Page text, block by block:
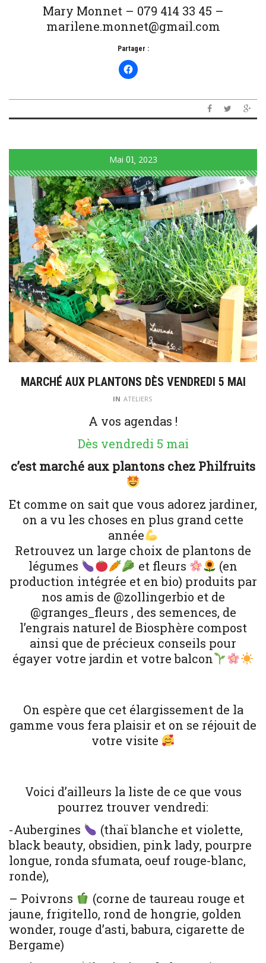
Mary Monnet – 079 414 33 45 –
marilene.monnet@gmail.com
Partager :
Mai 01 2023
MARCHÉ AUX PLANTONS DÈS VENDREDI 5 MAI
IN ATELIERS
A vos agendas !
Dès vendredi 5 mai
c’est marché aux plantons chez Philfruits
Et comme on sait que vous adorez jardiner,
on a vu les choses en plus grand cette
année
Retrouvez un large choix de plantons de
légumes
et fleurs
(en
production intégrée et en bio) produits par
nos amis de @zollingerbio et de
@granges_fleurs , des semences, de
l’engrais naturel de Biosphère compost
ainsi que de précieux conseils pour
égayer votre jardin et votre balcon
On espère que cet élargissement de la
gamme vous fera plaisir et on se réjouit de
votre visite
Voici d’ailleurs la liste de ce que vous
pourrez trouver vendredi:
-Aubergines
(thaï blanche et violette,
black beauty, obsidien, pink lady, pourpre
longue, ronda sfumata, oeuf rouge-blanc,
ronde),
– Poivrons
(corne de taureau rouge et
jaune, frigitello, rond de hongrie, golden
wonder, rouge d’asti, babura, cigarette de
Bergame)